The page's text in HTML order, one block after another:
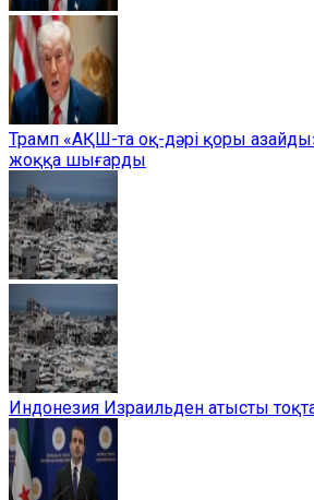
Трамп «АҚШ-та оқ-дәрі қоры
жоққа шығарды
Индонезия Израильден атысты